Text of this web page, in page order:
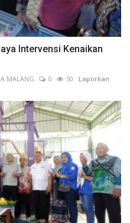
Intervensi Kenaikan
MALANG 0 50 Laporkan